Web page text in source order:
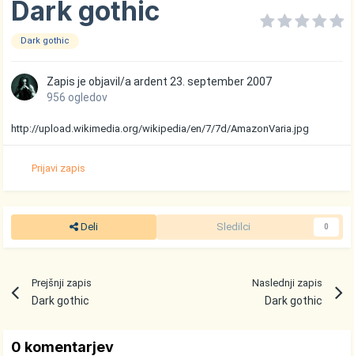
Dark gothic
Dark gothic
Zapis je objavil/aardent 23. september 2007
956 ogledov
http://upload.wikimedia.org/wikipedia/en/7/7d/AmazonVaria.jpg
Prijavi zapis
Deli Sledilci 0
Prejšnji zapis
Dark gothic
Naslednji zapis
Dark gothic
0 komentarjev